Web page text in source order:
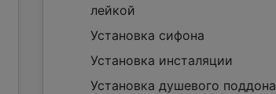
лейкой
Установка сифона
Установка инсталяции
Установка душевого поддона